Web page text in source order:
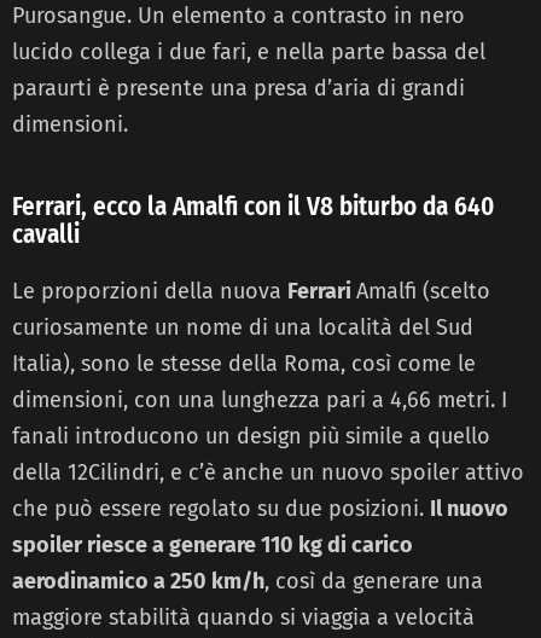
Purosangue. Un elemento a contrasto in nero
lucido collega i due fari, e nella parte bassa del
paraurti è presente una presa d’aria di grandi
dimensioni.
Ferrari, ecco la Amalfi con il V8 biturbo da 640
cavalli
Le proporzioni della nuova FerrariAmalfi (scelto
curiosamente un nome di una località del Sud
Italia), sono le stesse della Roma, così come le
dimensioni, con una lunghezza pari a 4,66 metri. I
fanali introducono un design più simile a quello
della 12Cilindri, e c’è anche un nuovo spoiler attivo
che può essere regolato su due posizioni. Il nuovo
spoiler riesce a generare 110 kg di carico
aerodinamico a 250 km/h, così da generare una
maggiore stabilità quando si viaggia a velocità